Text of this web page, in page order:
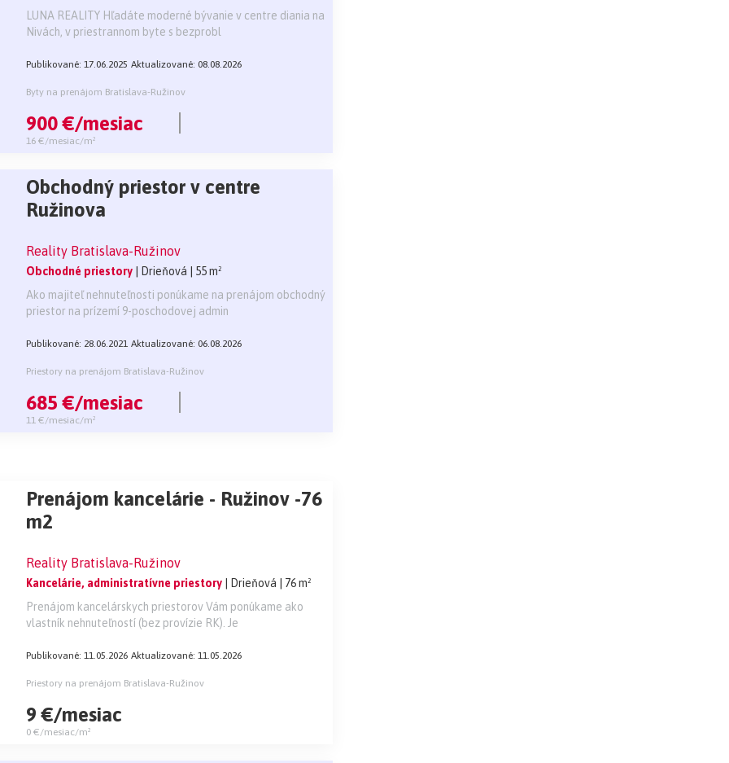
LUNA REALITY Hľadáte moderné bývanie v centre diania na
Nivách, v priestrannom byte s bezprobl
Publikované: 17.06.2025 Aktualizované: 08.08.2026
Byty na prenájom Bratislava-Ružinov
900 €/mesiac
16 €/mesiac/m²
Obchodný priestor v centre
Ružinova
Reality Bratislava-Ružinov
Obchodné priestory | Drieňová
| 55 m²
Ako majiteľ nehnuteľnosti ponúkame na prenájom obchodný
priestor na prízemí 9-poschodovej admin
Publikované: 28.06.2021 Aktualizované: 06.08.2026
Priestory na prenájom Bratislava-Ružinov
685 €/mesiac
11 €/mesiac/m²
Prenájom kancelárie - Ružinov -76
m2
Reality Bratislava-Ružinov
Kancelárie, administratívne priestory | Drieňová
| 76 m²
Prenájom kancelárskych priestorov Vám ponúkame ako
vlastník nehnuteľností (bez provízie RK). Je
Publikované: 11.05.2026 Aktualizované: 11.05.2026
Priestory na prenájom Bratislava-Ružinov
9 €/mesiac
0 €/mesiac/m²